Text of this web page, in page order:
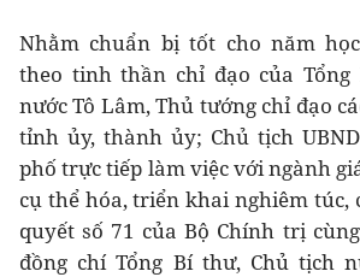
Nhằm chuẩn bị tốt cho năm
theo tinh thần chỉ đạo của
nước Tô Lâm, Thủ tướng chỉ đạo
tỉnh ủy, thành ủy; Chủ tịch
phố trực tiếp làm việc với ngành
cụ thể hóa, triển khai nghiêm túc,
quyết số 71 của Bộ Chính trị
đồng chí Tổng Bí thư, Chủ tịch